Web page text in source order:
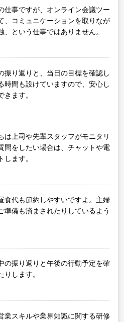
事ですが、オンライン会議ツー
、コミュニケーションを取りなが
という仕事ではありません。
振り返りと、当日の目標を確認し
時間も設けていますので、安心し
ます。
は上司や先輩スタッフがモニタリ
問をしたい場合は、チャットや電
ます。
食代も節約しやすいですよ。主婦
準備も済まされたりしているよう
の振り返りと午後の行動予定を確
します。
業スキルや業界知識に関する研修